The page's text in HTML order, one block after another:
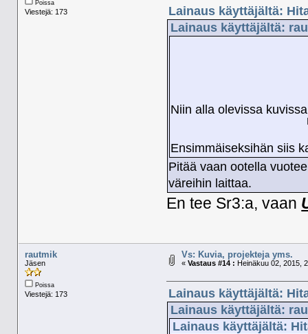
Poissa
Viestejä: 173
Lainaus käyttäjältä:
Lainaus käyttäjältä:
Niin alla olevissa kuvissa
Ensimmäiseksihän siis
Pitää vaan ootella
väreihin laittaa.
En tee Sr3:a, vaan
rautmik
Jäsen
Poissa
Viestejä: 173
Vs: Kuvia, projekteja yms.
« Vastaus #14 : Heinäkuu 02, 2015,
Lainaus käyttäjältä:
Lainaus käyttäjältä:
Lainaus käyttäjältä: